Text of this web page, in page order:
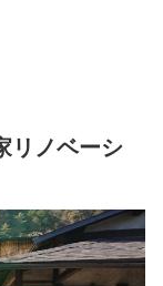
リノベーシ